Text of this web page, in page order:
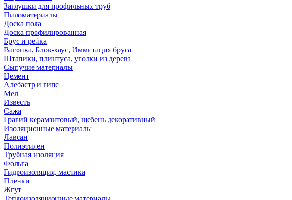
Заглушки для профильных труб
Пиломатериалы
Доска пола
Доска профилированная
Брус и рейка
Вагонка, Блок-хаус, Иммитация бруса
Штапики, плинтуса, уголки из дерева
Сыпучие материалы
Цемент
Алебастр и гипс
Мел
Известь
Сажа
Гравий керамзитовый, щебень декоративный
Изоляционные материалы
Лавсан
Полиэтилен
Трубная изоляция
Фольга
Гидроизоляция, мастика
Пленки
Жгут
Теплоизоляционные материалы